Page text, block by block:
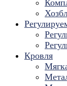
Кровля